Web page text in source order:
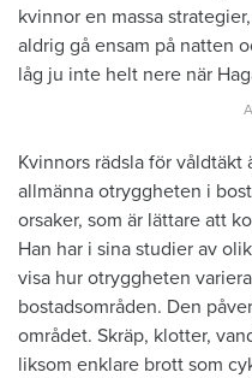
kvinnor en massa
aldrig gå ensam på natten
låg ju inte helt nere när
Kvinnors rädsla för våldtäkt
allmänna otryggheten i
orsaker, som är lättare att
Han har i sina studier av
visa hur otryggheten
bostadsområden. Den
området. Skräp, klotter,
liksom enklare brott som